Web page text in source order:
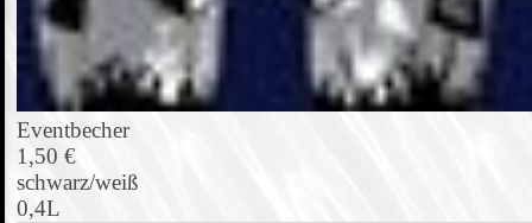
Eventbecher
1,50 €
schwarz/weiß
0,4L